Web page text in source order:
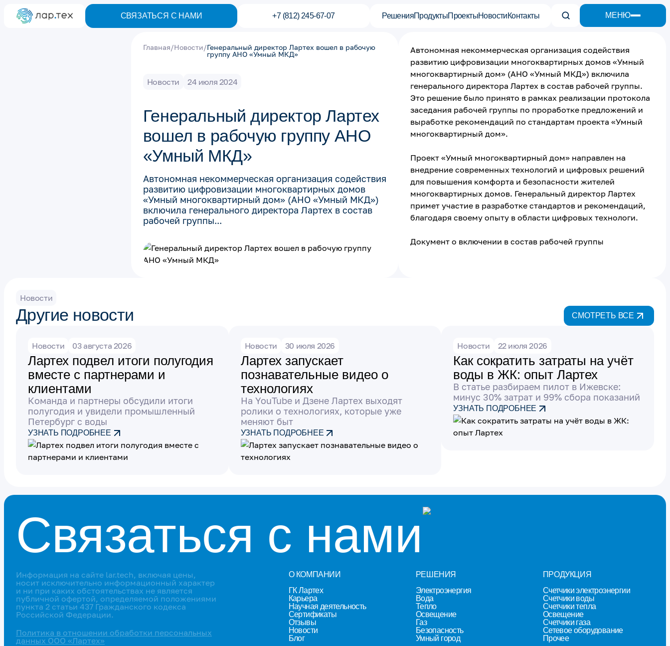
СВЯЗАТЬСЯ С НАМИ +7 (812) 245-67-07 РешенияПродуктыПроектыНовостиКонтакты МЕНЮ
Главная/Новости/Генеральный директор Лартех вошел в рабочую
группу АНО «Умный МКД»
Новости 24 июля 2024
Генеральный директор Лартех
вошел в рабочую группу АНО
«Умный МКД»
Автономная некоммерческая организация содействия
развитию цифровизации многоквартирных домов
«Умный многоквартирный дом» (АНО «Умный МКД»)
включила генерального директора Лартех в состав
рабочей группы...
Автономная некоммерческая организация содействия
развитию цифровизации многоквартирных домов «Умный
многоквартирный дом» (АНО «Умный МКД») включила
генерального директора Лартех в состав рабочей группы.
Это решение было принято в рамках реализации протокола
заседания рабочей группы по проработке предложений и
выработке рекомендаций по стандартам проекта «Умный
многоквартирный дом».
Проект «Умный многоквартирный дом» направлен на
внедрение современных технологий и цифровых решений
для повышения комфорта и безопасности жителей
многоквартирных домов. Генеральный директор Лартех
примет участие в разработке стандартов и рекомендаций,
благодаря своему опыту в области цифровых технологи.
Документ о включении в состав рабочей группы
Новости
Другие новости СМОТРЕТЬ ВСЕ
Новости 03 августа 2026
Лартех подвел итоги полугодия
вместе с партнерами и
клиентами
Команда и партнеры обсудили итоги
полугодия и увидели промышленный
Петербург с воды
УЗНАТЬ ПОДРОБНЕЕ
Новости 30 июля 2026
Лартех запускает
познавательные видео о
технологиях
На YouTube и Дзене Лартех выходят
ролики о технологиях, которые уже
меняют быт
УЗНАТЬ ПОДРОБНЕЕ
Новости 22 июля 2026
Как сократить затраты на учёт
воды в ЖК: опыт Лартех
В статье разбираем пилот в Ижевске:
минус 30% затрат и 99% сбора показаний
УЗНАТЬ ПОДРОБНЕЕ
Связаться с нами
Информация на сайте lar.tech, включая цены,
носит исключительно информационный характер
и ни при каких обстоятельствах не является
публичной офертой, определяемой положениями
пункта 2 статьи 437 Гражданского кодекса
Российской Федерации.
Политика в отношении обработки персональных
данных ООО «Лартех»
О КОМПАНИИ
ГК Лартех
Карьера
Научная деятельность
Сертификаты
Отзывы
Новости
Блог
РЕШЕНИЯ
Электроэнергия
Вода
Тепло
Освещение
Газ
Безопасность
Умный город
ПРОДУКЦИЯ
Счетчики электроэнергии
Счетчики воды
Счетчики тепла
Освещение
Счетчики газа
Сетевое оборудование
Прочее